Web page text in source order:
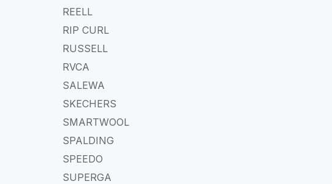
REELL
RIP CURL
RUSSELL
RVCA
SALEWA
SKECHERS
SMARTWOOL
SPALDING
SPEEDO
SUPERGA